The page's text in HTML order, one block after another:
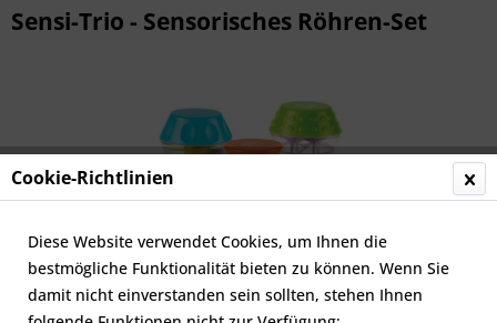
Sensi-Trio - Sensorisches Röhren-Set
Cookie-Richtlinien
Diese Website verwendet Cookies, um Ihnen die
bestmögliche Funktionalität bieten zu können. Wenn Sie
damit nicht einverstanden sein sollten, stehen Ihnen